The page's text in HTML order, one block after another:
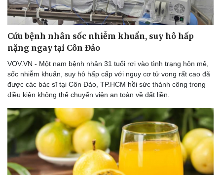
Cứu bệnh nhân sốc nhiễm khuẩn, suy hô hấp
nặng ngay tại Côn Đảo
VOV.VN - Một nam bệnh nhân 31 tuổi rơi vào tình trạng hôn mê,
sốc nhiễm khuẩn, suy hô hấp cấp với nguy cơ tử vong rất cao đã
được các bác sĩ tại Côn Đảo, TP.HCM hồi sức thành công trong
điều kiện không thể chuyển viện an toàn về đất liền.